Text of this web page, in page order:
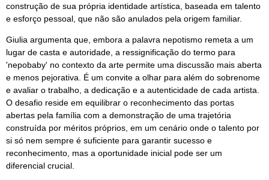
construção de sua própria identidade artística, baseada em talento
e esforço pessoal, que não são anulados pela origem familiar.
Giulia argumenta que, embora a palavra nepotismo remeta a um
lugar de casta e autoridade, a ressignificação do termo para
'nepobaby' no contexto da arte permite uma discussão mais aberta
e menos pejorativa. É um convite a olhar para além do sobrenome
e avaliar o trabalho, a dedicação e a autenticidade de cada artista.
O desafio reside em equilibrar o reconhecimento das portas
abertas pela família com a demonstração de uma trajetória
construída por méritos próprios, em um cenário onde o talento por
si só nem sempre é suficiente para garantir sucesso e
reconhecimento, mas a oportunidade inicial pode ser um
diferencial crucial.